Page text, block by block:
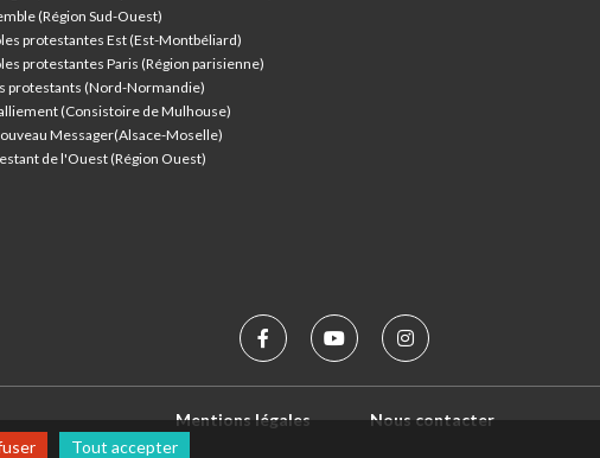
(Région Sud-Ouest)
protestantes Est (Est-Montbéliard)
protestantes Paris (Région parisienne)
protestants (Nord-Normandie)
(Consistoire de Mulhouse)
Messager(Alsace-Moselle)
de l'Ouest (Région Ouest)
Mentions légales
Nous contacter
Tout accepter